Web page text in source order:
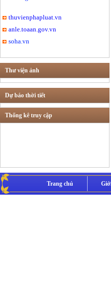
Hôn nhân và Gia đình
khác
Thừa phát lại
thuvienphapluat.vn
anle.toaan.gov.vn
soha.vn
Thư viện ảnh
Dự báo thời tiết
Thống kê truy cập
Trang chủ